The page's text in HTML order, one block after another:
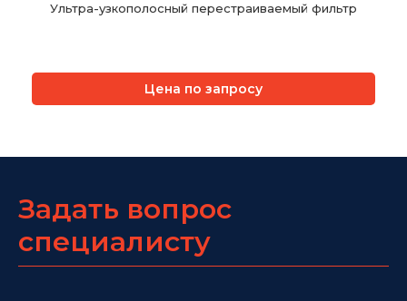
Ультра-узкополосный перестраиваемый фильтр
Цена по запросу
Задать вопрос
специалисту